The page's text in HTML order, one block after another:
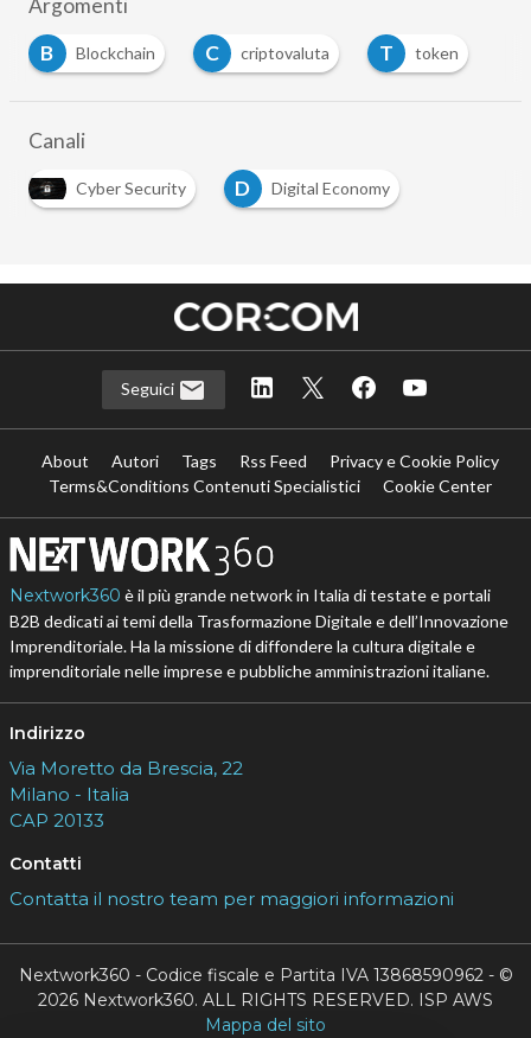
B
Blockchain C criptovaluta T token
Canali
Cyber Security D Digital Economy
Seguici
About Autori Tags Rss Feed
Privacy e Cookie Policy
Terms&Conditions Contenuti Specialistici
Cookie Center
Nextwork360 è il più grande network in Italia di testate e portali
B2B dedicati ai temi della Trasformazione Digitale e dell’Innovazione
Imprenditoriale. Ha la missione di diffondere la cultura digitale e
imprenditoriale nelle imprese e pubbliche amministrazioni italiane.
Indirizzo
Via Moretto da Brescia, 22
Milano - Italia
CAP 20133
Contatti
Contatta il nostro team per maggiori informazioni
Nextwork360 - Codice fiscale e Partita IVA 13868590962 - ©
2026 Nextwork360. ALL RIGHTS RESERVED. ISP AWS
Mappa del sito